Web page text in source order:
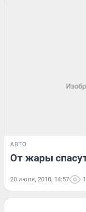
АВТО
От жары
20 июля, 2010, 14:57